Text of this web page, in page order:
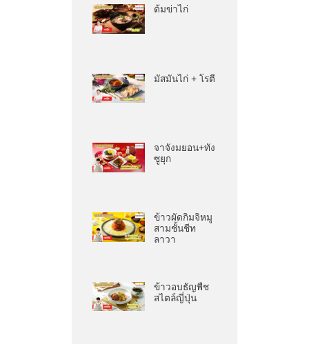
ต้มข่าไก่
มัสมั่นไก่ + โรตี
จาจังมยอน+ทัง
ซูยุก
ข้าวผัดกิมจิหมู
สามชั้นชีท
ลาวา
ข้าวอบธัญพืช
สไตล์ญี่ปุ่น